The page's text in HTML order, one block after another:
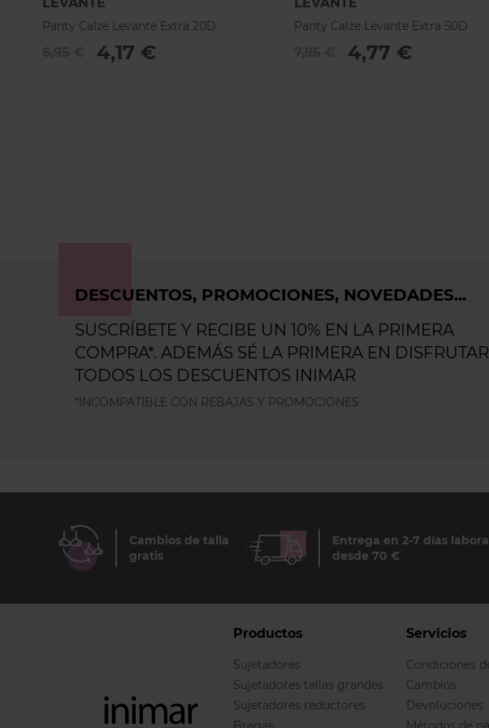
Panty Calze Levante Extra 20D
4,17 €
Panty Calze Levante Extra 50D
4,77 €
DESCUENTOS, PROMOCIONES, NOVEDADES...
SUSCRÍBETE Y RECIBE UN 10% EN LA PRIMERA
COMPRA*. ADEMÁS SÉ LA PRIMERA EN
TODOS LOS DESCUENTOS INIMAR
*INCOMPATIBLE CON REBAJAS Y PROMOCIONES
Cambios de talla
gratis
Entrega en 2-7 días
desde 70 €
Productos
Sujetadores
Sujetadores tallas grandes
Sujetadores reductores
Servicios
Condiciones
Cambios
Devoluciones